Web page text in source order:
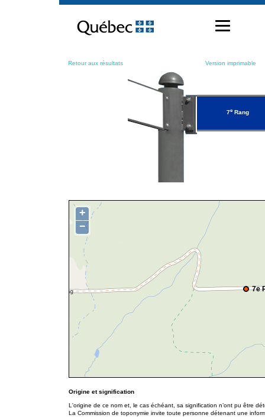
contenu
Retour aux résultats Version imprimable
7eRang
7e
+
−
Origine et signification
L'origine de ce nom et, le cas échéant, sa signification n’ont pu être
La Commission de toponymie invite toute personne détenant une